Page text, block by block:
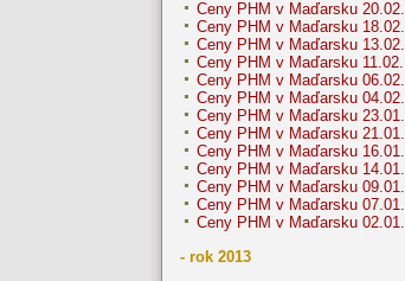
Ceny PHM v Maďarsku 20.02.
Ceny PHM v Maďarsku 18.02.
Ceny PHM v Maďarsku 13.02.
Ceny PHM v Maďarsku 11.02.
Ceny PHM v Maďarsku 06.02.
Ceny PHM v Maďarsku 04.02.
Ceny PHM v Maďarsku 23.01.
Ceny PHM v Maďarsku 21.01.
Ceny PHM v Maďarsku 16.01.
Ceny PHM v Maďarsku 14.01.
Ceny PHM v Maďarsku 09.01.
Ceny PHM v Maďarsku 07.01.
Ceny PHM v Maďarsku 02.01.
- rok 2013